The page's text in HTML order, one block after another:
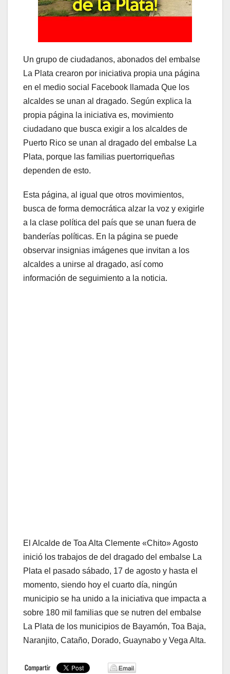
Un grupo de ciudadanos, abonados del embalse
La Plata crearon por iniciativa propia una página
en el medio social Facebook llamada Que los
alcaldes se unan al dragado. Según explica la
propia página la iniciativa es, movimiento
ciudadano que busca exigir a los alcaldes de
Puerto Rico se unan al dragado del embalse La
Plata, porque las familias puertorriqueñas
dependen de esto.
Esta página, al igual que otros movimientos,
busca de forma democrática alzar la voz y exigirle
a la clase política del país que se unan fuera de
banderías políticas. En la página se puede
observar insignias imágenes que invitan a los
alcaldes a unirse al dragado, así como
información de seguimiento a la noticia.
El Alcalde de Toa Alta Clemente «Chito» Agosto
inició los trabajos de del dragado del embalse La
Plata el pasado sábado, 17 de agosto y hasta el
momento, siendo hoy el cuarto día, ningún
municipio se ha unido a la iniciativa que impacta a
sobre 180 mil familias que se nutren del embalse
La Plata de los municipios de Bayamón, Toa Baja,
Naranjito, Cataño, Dorado, Guaynabo y Vega Alta.